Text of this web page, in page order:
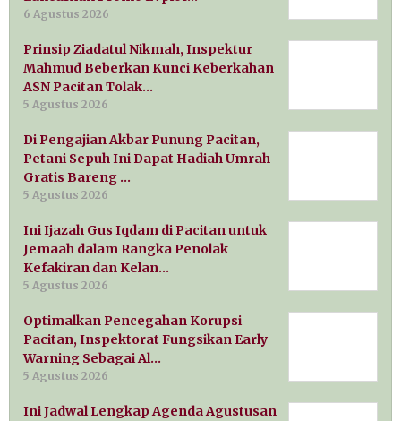
6 Agustus 2026
Prinsip Ziadatul Nikmah, Inspektur
Mahmud Beberkan Kunci Keberkahan
ASN Pacitan Tolak…
5 Agustus 2026
Di Pengajian Akbar Punung Pacitan,
Petani Sepuh Ini Dapat Hadiah Umrah
Gratis Bareng …
5 Agustus 2026
Ini Ijazah Gus Iqdam di Pacitan untuk
Jemaah dalam Rangka Penolak
Kefakiran dan Kelan…
5 Agustus 2026
Optimalkan Pencegahan Korupsi
Pacitan, Inspektorat Fungsikan Early
Warning Sebagai Al…
5 Agustus 2026
Ini Jadwal Lengkap Agenda Agustusan